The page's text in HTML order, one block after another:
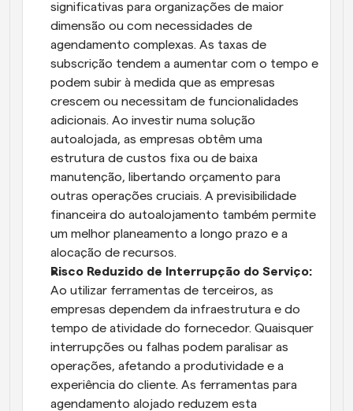
significativas para organizações de maior
dimensão ou com necessidades de
agendamento complexas. As taxas de
subscrição tendem a aumentar com o tempo e
podem subir à medida que as empresas
crescem ou necessitam de funcionalidades
adicionais. Ao investir numa solução
autoalojada, as empresas obtêm uma
estrutura de custos fixa ou de baixa
manutenção, libertando orçamento para
outras operações cruciais. A previsibilidade
financeira do autoalojamento também permite
um melhor planeamento a longo prazo e a
alocação de recursos.
Ao utilizar ferramentas de terceiros, as
empresas dependem da infraestrutura e do
tempo de atividade do fornecedor. Quaisquer
interrupções ou falhas podem paralisar as
operações, afetando a produtividade e a
experiência do cliente. As ferramentas para
agendamento alojado reduzem esta